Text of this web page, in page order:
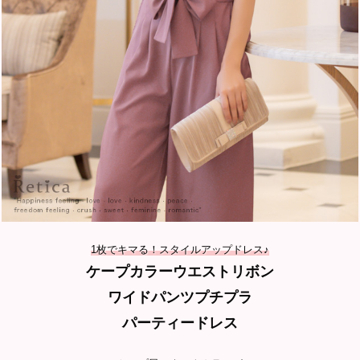
1枚でキマる！スタイルアップドレス♪
ケープカラーウエストリボン
ワイドパンツプチプラ
パーティードレス